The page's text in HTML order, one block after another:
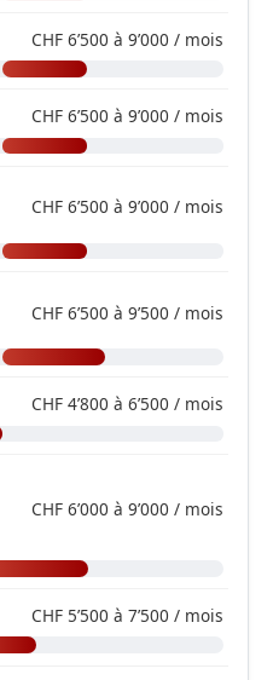
CHF 6’500 à 9’000 / mois
CHF 6’500 à 9’000 / mois
CHF 6’500 à 9’000 / mois
CHF 6’500 à 9’500 / mois
CHF 4’800 à 6’500 / mois
CHF 6’000 à 9’000 / mois
CHF 5’500 à 7’500 / mois